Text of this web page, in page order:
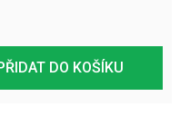
DO KOŠÍKU